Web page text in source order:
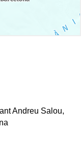
Andreu Salou,